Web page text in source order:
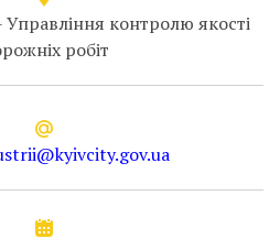
контролю якості
робіт